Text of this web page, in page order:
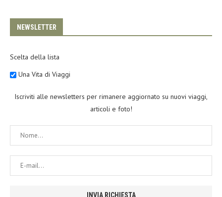
NEWSLETTER
Scelta della lista
Una Vita di Viaggi
Iscriviti alle newsletters per rimanere aggiornato su nuovi viaggi,
articoli e foto!